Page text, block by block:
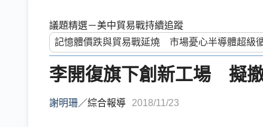
議題精選－美中貿易戰持續追蹤
李開復旗下創新工場 擬
謝明珊／綜合報導 2018/11/23